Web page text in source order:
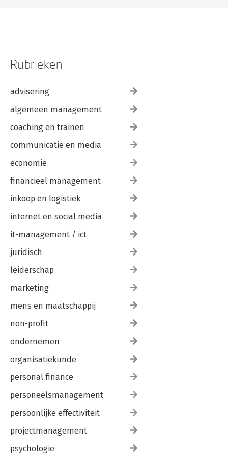
Rubrieken
advisering
algemeen management
coaching en trainen
communicatie en media
economie
financieel management
inkoop en logistiek
internet en social media
it-management / ict
juridisch
leiderschap
marketing
mens en maatschappij
non-profit
ondernemen
organisatiekunde
personal finance
personeelsmanagement
persoonlijke effectiviteit
projectmanagement
psychologie